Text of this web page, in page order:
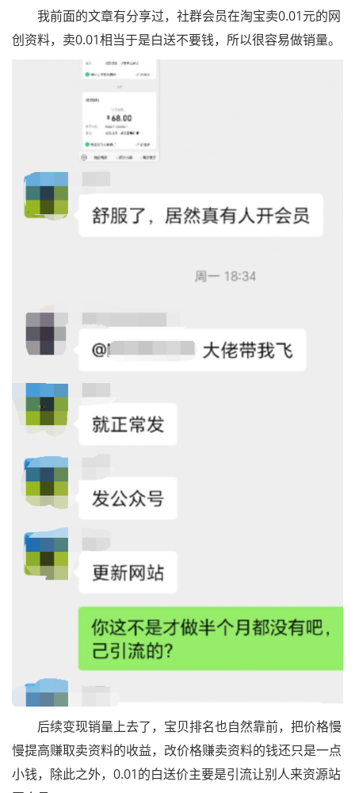
我前面的文章有分享过，社群会员在淘宝卖0.01元的网
创资料，卖0.01相当于是白送不要钱，所以很容易做销量。
后续变现销量上去了，宝贝排名也自然靠前，把价格慢
慢提高赚取卖资料的收益，改价格赚卖资料的钱还只是一点
小钱，除此之外，0.01的白送价主要是引流让别人来资源站